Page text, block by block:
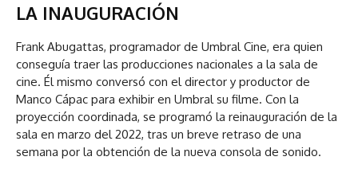
LA INAUGURACIÓN
Frank Abugattas, programador de Umbral Cine, era quien
conseguía traer las producciones nacionales a la sala de
cine. Él mismo conversó con el director y productor de
Manco Cápac para exhibir en Umbral su filme. Con la
proyección coordinada, se programó la reinauguración de la
sala en marzo del 2022, tras un breve retraso de una
semana por la obtención de la nueva consola de sonido.